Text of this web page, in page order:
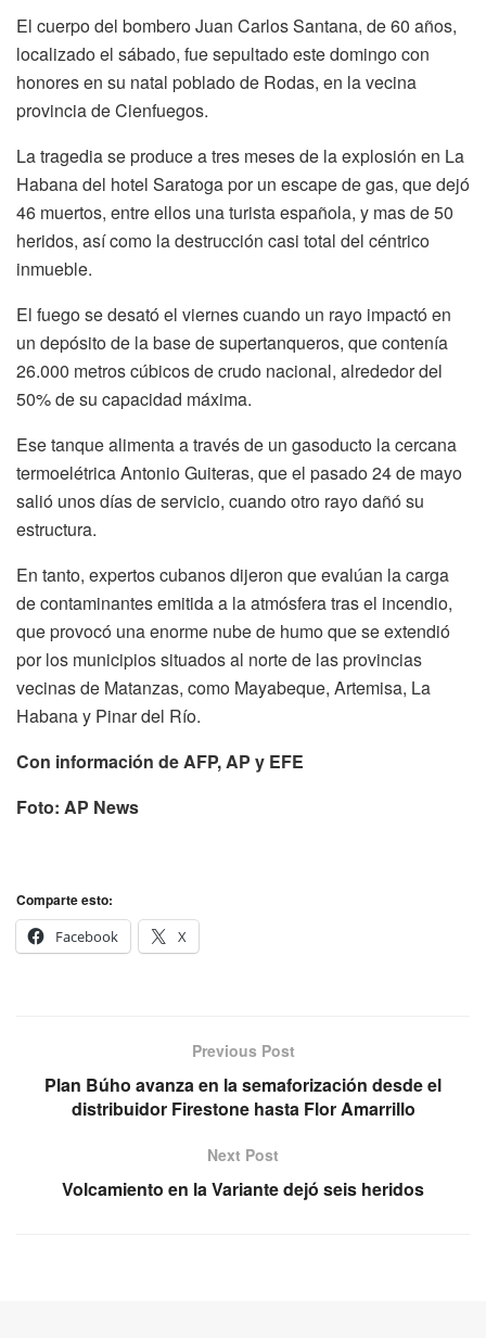
El cuerpo del bombero Juan Carlos Santana, de 60 años,
localizado el sábado, fue sepultado este domingo con
honores en su natal poblado de Rodas, en la vecina
provincia de Cienfuegos.
La tragedia se produce a tres meses de la explosión en La
Habana del hotel Saratoga por un escape de gas, que dejó
46 muertos, entre ellos una turista española, y mas de 50
heridos, así como la destrucción casi total del céntrico
inmueble.
El fuego se desató el viernes cuando un rayo impactó en
un depósito de la base de supertanqueros, que contenía
26.000 metros cúbicos de crudo nacional, alrededor del
50% de su capacidad máxima.
Ese tanque alimenta a través de un gasoducto la cercana
termoelétrica Antonio Guiteras, que el pasado 24 de mayo
salió unos días de servicio, cuando otro rayo dañó su
estructura.
En tanto, expertos cubanos dijeron que evalúan la carga
de contaminantes emitida a la atmósfera tras el incendio,
que provocó una enorme nube de humo que se extendió
por los municipios situados al norte de las provincias
vecinas de Matanzas, como Mayabeque, Artemisa, La
Habana y Pinar del Río.
Con información de AFP, AP y EFE
Foto: AP News
Comparte esto:
Facebook
X
Previous Post
Plan Búho avanza en la semaforización desde el
distribuidor Firestone hasta Flor Amarrillo
Next Post
Volcamiento en la Variante dejó seis heridos